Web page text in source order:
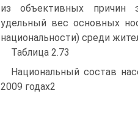
из объективных причин
удельный вес основных
национальности) среди
Таблица 2.73
Национальный состав
2009 годах2